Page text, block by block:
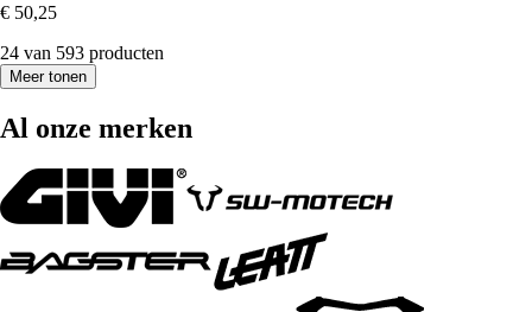
€ 50,25
24 van 593 producten
Meer tonen
Al onze merken